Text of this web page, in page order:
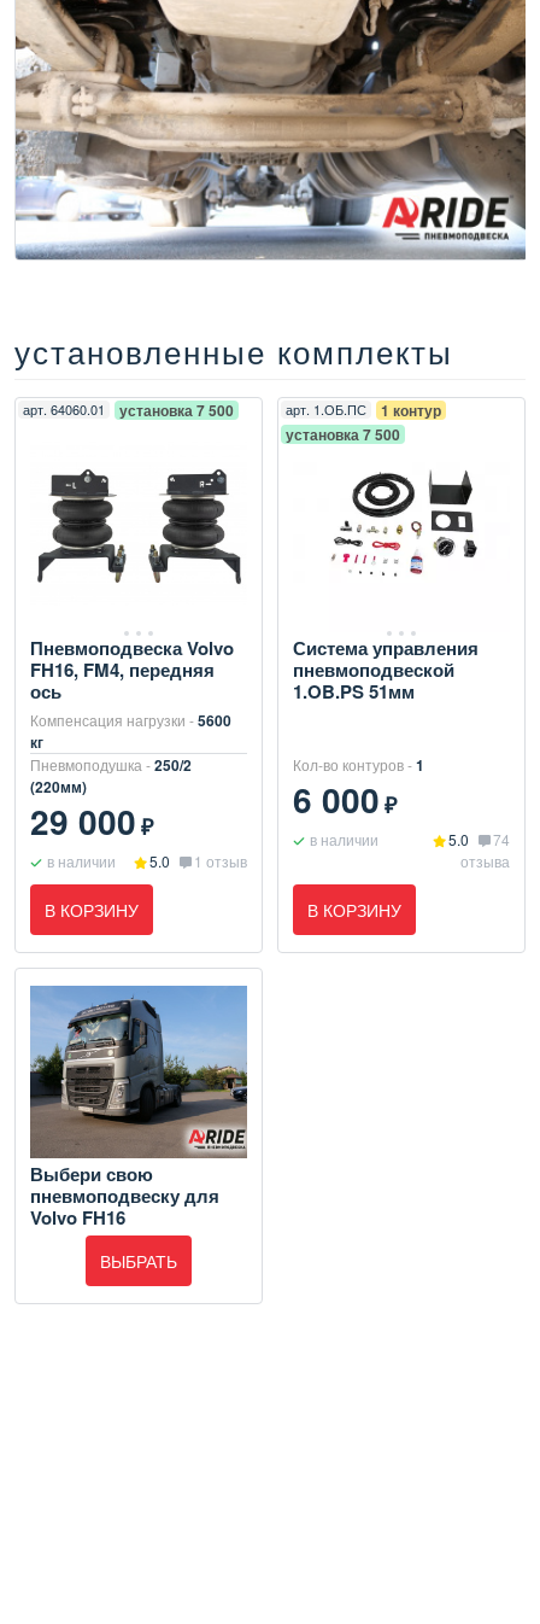
установленные комплекты
арт. 64060.01 установка 7 500
Пневмоподвеска Volvo
FH16, FM4, передняя
ось
Компенсация нагрузки -5600
кг
Пневмоподушка -250/2
(220мм)
29 000₽
в наличии 5.0 1 отзыв
В КОРЗИНУ
арт. 1.ОБ.ПС
1 контур
установка 7 500
Система управления
пневмоподвеской
1.OB.PS 51мм
Кол-во контуров -1
6 000₽
в наличии 5.0
74
отзыва
В КОРЗИНУ
Выбери свою
пневмоподвеску для
Volvo FH16
ВЫБРАТЬ